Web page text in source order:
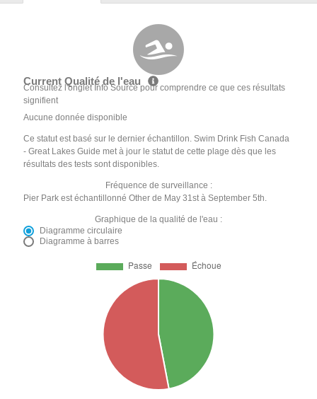
Current Qualité de l'eau
Consultez l'onglet Info Source pour comprendre ce que ces résultats
signifient
Aucune donnée disponible
Ce statut est basé sur le dernier échantillon. Swim Drink Fish Canada
- Great Lakes Guide met à jour le statut de cette plage dès que les
résultats des tests sont disponibles.
Fréquence de surveillance :
Pier Park est échantillonné Other de May 31st à September 5th.
Graphique de la qualité de l'eau :
Diagramme circulaire
Diagramme à barres